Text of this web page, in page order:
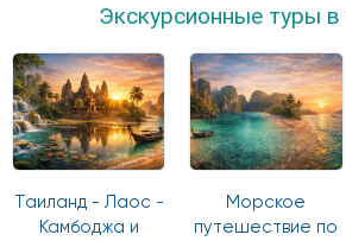
Экскурсионные туры
Таиланд - Лаос -
Камбоджа и
Морское
путешествие по